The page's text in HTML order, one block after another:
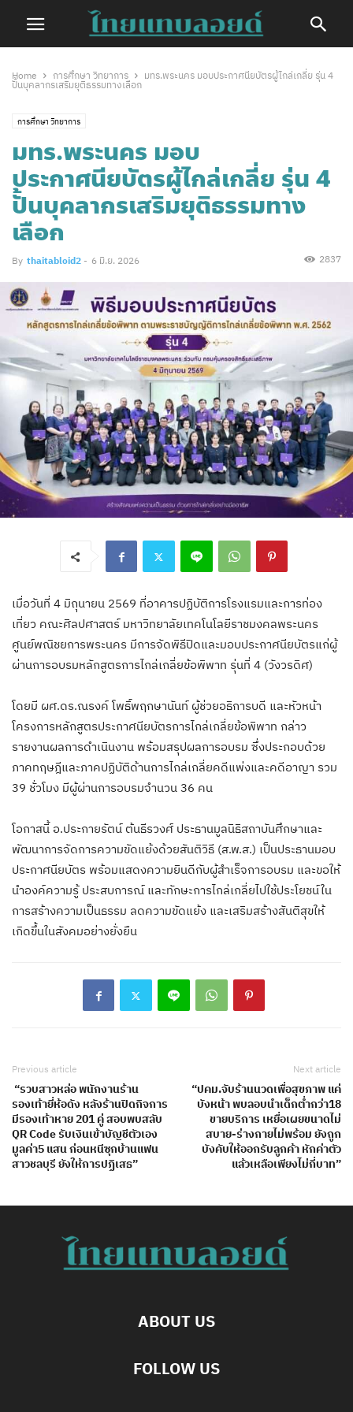
Home การศึกษา วิทยาการ
มทร.พระนคร มอบประกาศนียบัตรผู้ไกล่เกลี่ย รุ่น 4
ปั้นบุคลากรเสริมยุติธรรมทางเลือก
การศึกษา วิทยาการ
มทร.พระนคร มอบ
ประกาศนียบัตรผู้ไกล่เกลี่ย รุ่น 4
ปั้นบุคลากรเสริมยุติธรรมทาง
เลือก
By thaitabloid2 - 6 มิ.ย. 2026 2837
เมื่อวันที่ 4 มิถุนายน 2569 ที่อาคารปฏิบัติการโรงแรมและการท่อง
เที่ยว คณะศิลปศาสตร์ มหาวิทยาลัยเทคโนโลยีราชมงคลพระนคร
ศูนย์พณิชยการพระนคร มีการจัดพิธีปิดและมอบประกาศนียบัตรแก่ผู้
ผ่านการอบรมหลักสูตรการไกล่เกลี่ยข้อพิพาท รุ่นที่ 4 (วังวรดิศ)
โดยมี ผศ.ดร.ณรงค์ โพธิ์พฤกษานันท์ ผู้ช่วยอธิการบดี และหัวหน้า
โครงการหลักสูตรประกาศนียบัตรการไกล่เกลี่ยข้อพิพาท กล่าว
รายงานผลการดำเนินงาน พร้อมสรุปผลการอบรม ซึ่งประกอบด้วย
ภาคทฤษฎีและภาคปฏิบัติด้านการไกล่เกลี่ยคดีแพ่งและคดีอาญา รวม
39 ชั่วโมง มีผู้ผ่านการอบรมจำนวน 36 คน
โอกาสนี้ อ.ประกายรัตน์ ต้นธีรวงศ์ ประธานมูลนิธิสถาบันศึกษาและ
พัฒนาการจัดการความขัดแย้งด้วยสันติวิธี (ส.พ.ส.) เป็นประธานมอบ
ประกาศนียบัตร พร้อมแสดงความยินดีกับผู้สำเร็จการอบรม และขอให้
นำองค์ความรู้ ประสบการณ์ และทักษะการไกล่เกลี่ยไปใช้ประโยชน์ใน
การสร้างความเป็นธรรม ลดความขัดแย้ง และเสริมสร้างสันติสุขให้
เกิดขึ้นในสังคมอย่างยั่งยืน
Previous article
“รวบสาวหล่อ พนักงานร้าน
รองเท้ายี่ห้อดัง หลังร้านปิดกิจการ
มีรองเท้าหาย 201 คู่ สอบพบสลับ
QR Code รับเงินเข้าบัญชีตัวเอง
มูลค่า5 แสน ก่อนหนีซุกบ้านแฟน
สาวชลบุรี ยังให้การปฏิเสธ”
Next article
“ปคม.จับร้านนวดเพื่อสุขภาพ แค่
บังหน้า พบลอบนำเด็กต่ำกว่า18
ขายบริการ เหยื่อเผยขนาดไม่
สบาย-ร่างกายไม่พร้อม ยังถูก
บังคับให้ออกรับลูกค้า หักค่าตัว
แล้วเหลือเพียงไม่กี่บาท”
ABOUT US
FOLLOW US